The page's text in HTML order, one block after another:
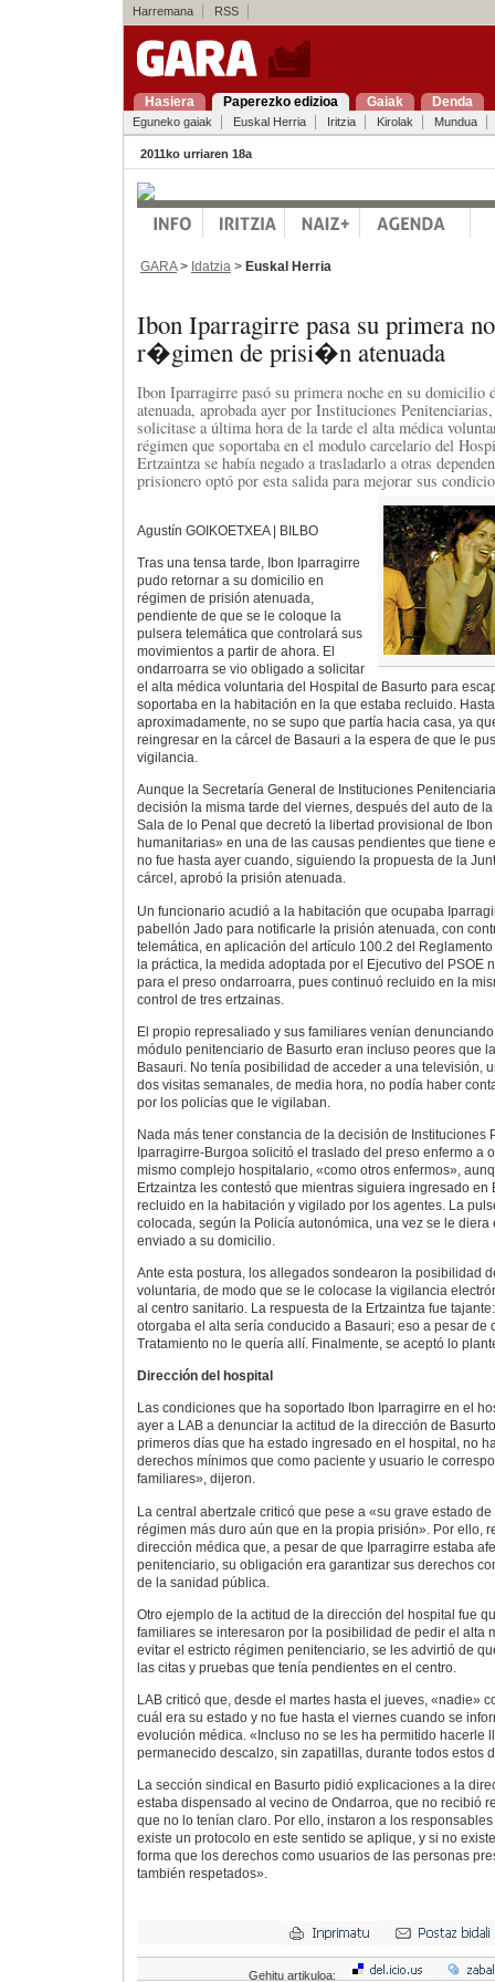
Harremana RSS
Hasiera Paperezko edizioa Gaiak Denda
Eguneko gaiak Euskal Herria Iritzia Kirolak Mundua
2011ko urriaren 18a
GARA> Idatzia > Euskal Herria
Ibon Iparragirre pasa su primera
r�gimen de prisi�n atenuada
Ibon Iparragirre pasó su primera noche en su domicilio
atenuada, aprobada ayer por Instituciones
solicitase a última hora de la tarde el alta médica
régimen que soportaba en el modulo carcelario del
Ertzaintza se había negado a trasladarlo a otras
prisionero optó por esta salida para mejorar sus
Agustín GOIKOETXEA | BILBO
Tras una tensa tarde, Ibon Iparragirre
pudo retornar a su domicilio en
régimen de prisión atenuada,
pendiente de que se le coloque la
pulsera telemática que controlará sus
movimientos a partir de ahora. El
ondarroarra se vio obligado a solicitar
el alta médica voluntaria del Hospital de Basurto para
soportaba en la habitación en la que estaba recluido.
aproximadamente, no se supo que partía hacia casa, ya
reingresar en la cárcel de Basauri a la espera de que le
vigilancia.
Aunque la Secretaría General de Instituciones
decisión la misma tarde del viernes, después del auto de
Sala de lo Penal que decretó la libertad provisional de
humanitarias» en una de las causas pendientes que tiene
no fue hasta ayer cuando, siguiendo la propuesta de la
cárcel, aprobó la prisión atenuada.
Un funcionario acudió a la habitación que ocupaba
pabellón Jado para notificarle la prisión atenuada, con
telemática, en aplicación del artículo 100.2 del
la práctica, la medida adoptada por el Ejecutivo del PSOE
para el preso ondarroarra, pues continuó recluido en la
control de tres ertzainas.
El propio represaliado y sus familiares venían
módulo penitenciario de Basurto eran incluso peores que
Basauri. No tenía posibilidad de acceder a una televisión,
dos visitas semanales, de media hora, no podía haber
por los policías que le vigilaban.
Nada más tener constancia de la decisión de Instituciones
Iparragirre-Burgoa solicitó el traslado del preso enfermo a
mismo complejo hospitalario, «como otros enfermos»,
Ertzaintza les contestó que mientras siguiera ingresado en
recluido en la habitación y vigilado por los agentes. La
colocada, según la Policía autonómica, una vez se le diera
enviado a su domicilio.
Ante esta postura, los allegados sondearon la posibilidad
voluntaria, de modo que se le colocase la vigilancia
al centro sanitario. La respuesta de la Ertzaintza fue
otorgaba el alta sería conducido a Basauri; eso a pesar de
Tratamiento no le quería allí. Finalmente, se aceptó lo
Dirección del hospital
Las condiciones que ha soportado Ibon Iparragirre en el
ayer a LAB a denunciar la actitud de la dirección de
primeros días que ha estado ingresado en el hospital, no
derechos mínimos que como paciente y usuario le
familiares», dijeron.
La central abertzale criticó que pese a «su grave estado
régimen más duro aún que en la propia prisión». Por ello,
dirección médica que, a pesar de que Iparragirre estaba
penitenciario, su obligación era garantizar sus derechos
de la sanidad pública.
Otro ejemplo de la actitud de la dirección del hospital fue
familiares se interesaron por la posibilidad de pedir el alta
evitar el estricto régimen penitenciario, se les advirtió de
las citas y pruebas que tenía pendientes en el centro.
LAB criticó que, desde el martes hasta el jueves, «nadie»
cuál era su estado y no fue hasta el viernes cuando se
evolución médica. «Incluso no se les ha permitido hacerle
permanecido descalzo, sin zapatillas, durante todos estos
La sección sindical en Basurto pidió explicaciones a la
estaba dispensado al vecino de Ondarroa, que no recibió
que no lo tenían claro. Por ello, instaron a los
existe un protocolo en este sentido se aplique, y si no
forma que los derechos como usuarios de las personas
también respetados».
Gehitu artikuloa: